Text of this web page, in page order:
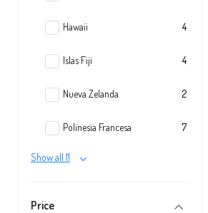
Hawaii 4
Islas Fiji 4
Nueva Zelanda 2
Polinesia Francesa 7
Show all 11
Price